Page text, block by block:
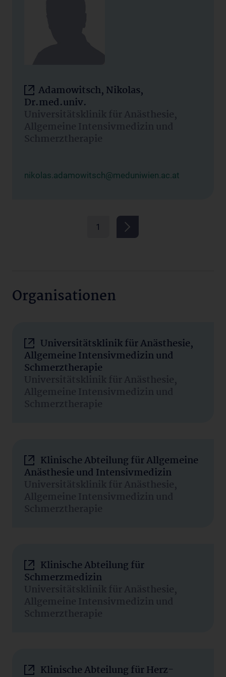
Adamowitsch, Nikolas,
Dr.med.univ.
Universitätsklinik für Anästhesie,
Allgemeine Intensivmedizin und
Schmerztherapie
nikolas.adamowitsch@meduniwien.ac.at
1
Organisationen
Universitätsklinik für Anästhesie,
Allgemeine Intensivmedizin und
Schmerztherapie
Universitätsklinik für Anästhesie,
Allgemeine Intensivmedizin und
Schmerztherapie
Klinische Abteilung für Allgemeine
Anästhesie und Intensivmedizin
Universitätsklinik für Anästhesie,
Allgemeine Intensivmedizin und
Schmerztherapie
Klinische Abteilung für
Schmerzmedizin
Universitätsklinik für Anästhesie,
Allgemeine Intensivmedizin und
Schmerztherapie
Klinische Abteilung für Herz-